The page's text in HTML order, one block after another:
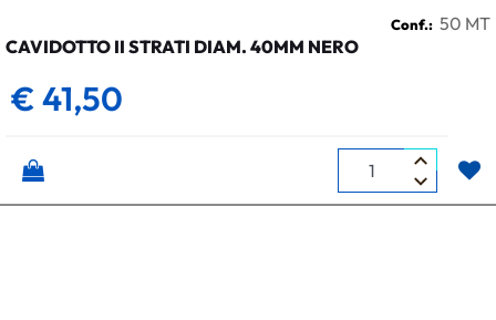
Conf.: 50 MT
CAVIDOTTO II STRATI DIAM. 40MM NERO
€ 41,50
Quantità